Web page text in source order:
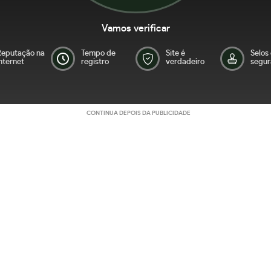
Vamos verificar
na
Tempo de
registro
Site é
verdadeiro
Selos
CONTINUA DEPOIS DA PUBLICIDADE